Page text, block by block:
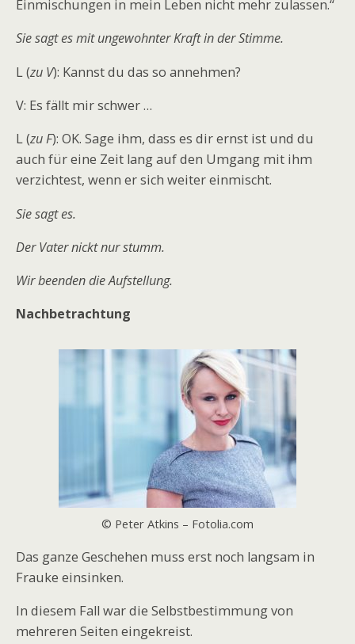
Einmischungen in mein Leben nicht mehr zulassen.“
Sie sagt es mit ungewohnter Kraft in der Stimme.
L (zu V): Kannst du das so annehmen?
V: Es fällt mir schwer …
L (zu F): OK. Sage ihm, dass es dir ernst ist und du
auch für eine Zeit lang auf den Umgang mit ihm
verzichtest, wenn er sich weiter einmischt.
Sie sagt es.
Der Vater nickt nur stumm.
Wir beenden die Aufstellung.
Nachbetrachtung
© Peter Atkins – Fotolia.com
Das ganze Geschehen muss erst noch langsam in
Frauke einsinken.
In diesem Fall war die Selbstbestimmung von
mehreren Seiten eingekreist.